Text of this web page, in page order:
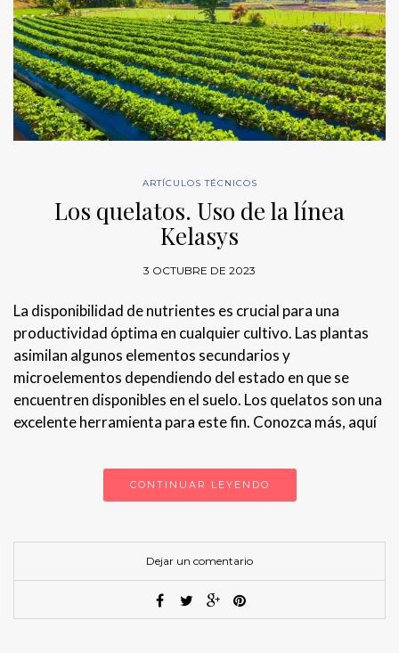
ARTÍCULOS TÉCNICOS
Los quelatos. Uso de la línea
Kelasys
3 OCTUBRE DE 2023
La disponibilidad de nutrientes es crucial para una
productividad óptima en cualquier cultivo. Las plantas
asimilan algunos elementos secundarios y
microelementos dependiendo del estado en que se
encuentren disponibles en el suelo. Los quelatos son una
excelente herramienta para este fin. Conozca más, aquí
CONTINUAR LEYENDO
Dejar un comentario